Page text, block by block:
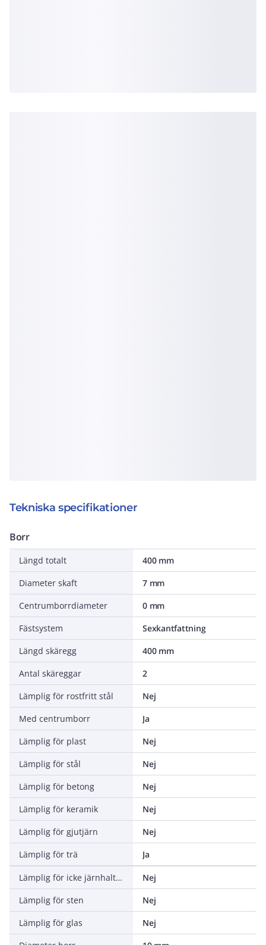
Tekniska specifikationer
Borr
Längd totalt
400 mm
Diameter skaft
7 mm
Centrumborrdiameter
0 mm
Fästsystem
Sexkantfattning
Längd skäregg
400 mm
Antal skäreggar
2
Lämplig för rostfritt stål
Nej
Med centrumborr
Ja
Lämplig för plast
Nej
Lämplig för stål
Nej
Lämplig för betong
Nej
Lämplig för keramik
Nej
Lämplig för gjutjärn
Nej
Lämplig för trä
Ja
Lämplig för icke järnhaltiga metaller
Nej
Lämplig för sten
Nej
Lämplig för glas
Nej